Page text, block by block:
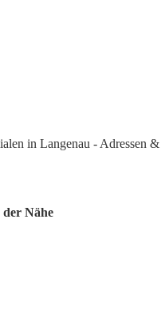
in Langenau - Adressen &
Nähe